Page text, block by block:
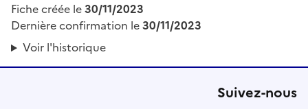
Fiche créée le30/11/2023
Dernière confirmation le30/11/2023
Voir l'historique
Suivez-nous